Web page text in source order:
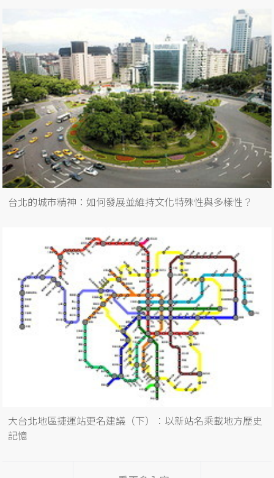
台北的城市精神：如何發展並維持文化特殊性與多樣性？
大台北地區捷運站更名建議（下）：以新站名乘載地方歷史
記憶